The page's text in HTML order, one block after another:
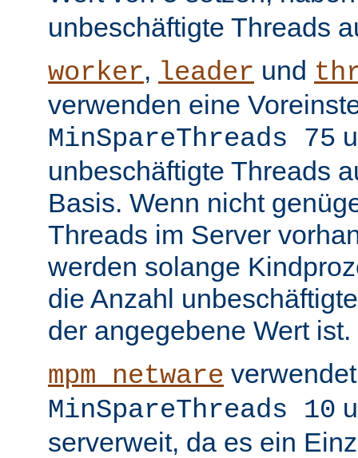
unbeschäftigte Threads
worker, leader und
verwenden eine
MinSpareThreads 75
unbeschäftigte Threads
Basis. Wenn nicht
Threads im Server
werden solange
die Anzahl
der angegebene Wert ist.
mpm_netware
MinSpareThreads 10
serverweit, da es ein